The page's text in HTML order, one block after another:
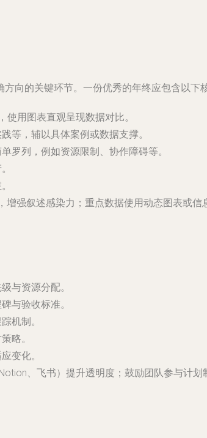
向的关键环节。一份优秀的年终应包含以下
使用图表直观呈现数据对比。
等，辅以具体案例或数据支撑。
罗列，例如资源限制、协作障碍等。
强叙述感染力；重点数据使用动态图表或信
与资源分配。
与验收标准。
机制。
略。
变化。
、飞书）提升透明度；鼓励团队参与计划